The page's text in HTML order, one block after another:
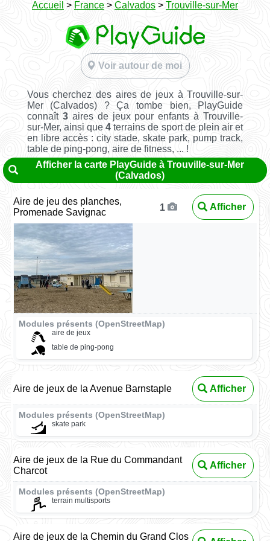
Accueil > France > Calvados > Trouville-sur-Mer
Voir autour de moi
Vous cherchez des aires de jeux à Trouville-sur-
Mer (Calvados) ? Ça tombe bien, PlayGuide
connaît 3aires de jeux pour enfants à Trouville-
sur-Mer, ainsi que4 terrains de sport de plein air et
en libre accès : city stade, skate park, pump track,
table de ping-pong, aire de fitness, ... !
Afficher la carte PlayGuide à Trouville-sur-Mer
(Calvados)
Aire de jeu des planches,
Promenade Savignac
1 Afficher
Modules présents (OpenStreetMap)
aire de jeux
table de ping-pong
Aire de jeux de la Avenue Barnstaple Afficher
Modules présents (OpenStreetMap)
skate park
Aire de jeux de la Rue du Commandant
Charcot
Afficher
Modules présents (OpenStreetMap)
terrain multisports
Aire de jeux de la Chemin du Grand Clos